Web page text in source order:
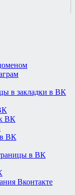
в закладки в ВК
ВК
в ВК
в ВК
Вконтакте